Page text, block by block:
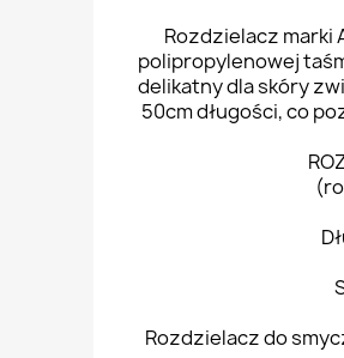
Rozdzielacz marki
polipropylenowej
delikatny dla skóry
50cm długości, co
Rozdzielacz do